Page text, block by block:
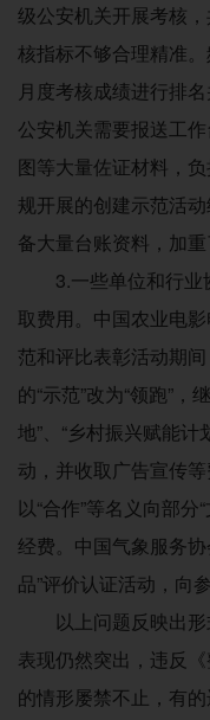
级公安机关开展考核
核指标不够合理精准
月度考核成绩进行排
公安机关需要报送工
图等大量佐证材料，
规开展的创建示范活
备大量台账资料，加重
3.一些单位和行
取费用。中国农业电
范和评比表彰活动期
的“示范”改为“领跑”
地”、“乡村振兴赋能
动，并收取广告宣传
以“合作”等名义向部
经费。中国气象服务
品”评价认证活动，向
以上问题反映出
表现仍然突出，违反
的情形屡禁不止，有